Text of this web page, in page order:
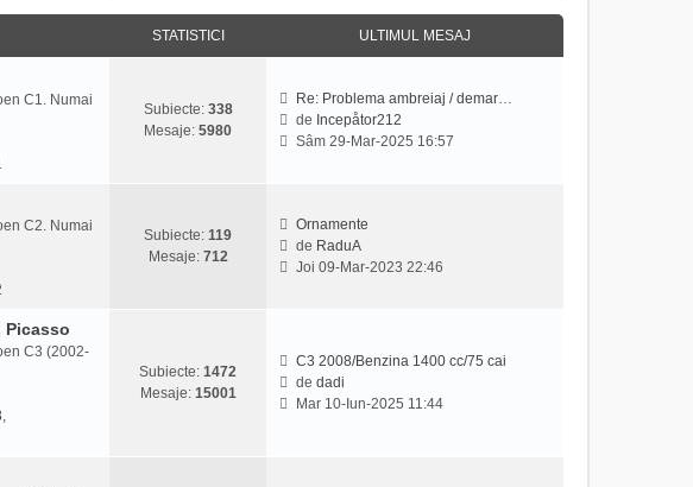
u
l
m
s
j
u
i
m
u
j
STATISTICI ULTIMUL MESAJ
C1. Numai
Subiecte: 338
Mesaje: 5980
Re: Problema ambreiaj / demar…
de Incepåtor212
V
t
m
s
Sâm 29-Mar-2025 16:57
C2. Numai
Subiecte: 119
Mesaje: 712
Ornamente
de RaduA
V
l
i
Joi 09-Mar-2023 22:46
Picasso
C3 (2002-
,
Subiecte: 1472
Mesaje: 15001
C3 2008/Benzina 1400 cc/75 cai
dedadi
V
Mar 10-Iun-2025 11:44